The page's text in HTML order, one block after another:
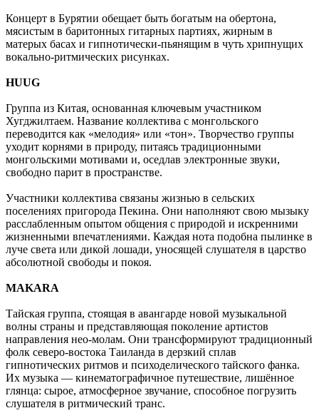
Концерт в Бурятии обещает быть богатым на обертона,
мясистым в баритонных гитарных партиях, жирным в
матерых басах и гипнотически-пьянящим в чуть хрипнущих
вокально-ритмических рисунках.
HUUG
Группа из Китая, основанная ключевым участником
Хугджилтаем. Название коллектива с монгольского
переводится как «мелодия» или «тон». Творчество группы
уходит корнями в природу, питаясь традиционными
монгольскими мотивами и, оседлав электронные звуки,
свободно парит в пространстве.
Участники коллектива связаны жизнью в сельских
поселениях пригорода Пекина. Они наполняют свою мызыку
расслабленным опытом общения с природой и искренними
жизненными впечатлениями. Каждая нота подобна пылинке в
луче света или дикой лошади, уносящей слушателя в царство
абсолютной свободы и покоя.
MAKARA
Тайская группа, стоящая в авангарде новой музыкальной
волны страны и представляющая поколение артистов
направления нео-молам. Они трансформируют традиционный
фолк северо-востока Таиланда в дерзкий сплав
гипнотических ритмов и психоделического тайского фанка.
Их музыка — кинематографичное путешествие, лишённое
глянца: сырое, атмосферное звучание, способное погрузить
слушателя в ритмический транс.